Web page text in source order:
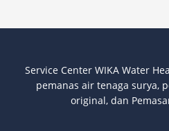
Service Center WIKA Water
pemanas air tenaga surya,
original, dan